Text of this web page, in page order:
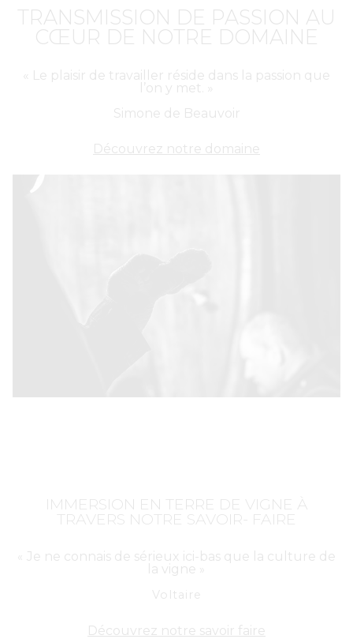
TRANSMISSION DE PASSION AU
CŒUR DE NOTRE DOMAINE
« Le plaisir de travailler réside dans la passion que
l’on y met. »
Simone de Beauvoir
Découvrez notre domaine
IMMERSION EN TERRE DE VIGNE À
TRAVERS NOTRE SAVOIR- FAIRE​
Je ne connais de sérieux ici-bas que la culture de
la vigne
Voltaire
Découvrez notre savoir faire